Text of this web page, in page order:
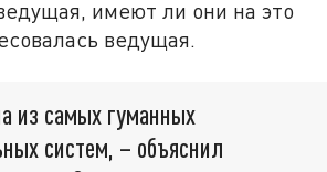
имеют ли они на это
ведущая.
из самых гуманных
систем, – объяснил